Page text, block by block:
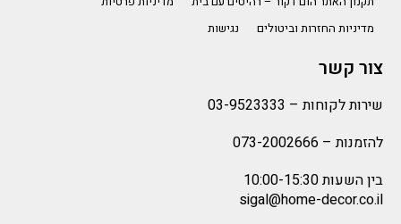
מדיניות החזרות וביטולים
נגישות
צור קשר
שירות לקוחות – 03-9523333
להזמנות – 073-2002666
בין השעות 10:00-15:30
sigal@home-decor.co.il